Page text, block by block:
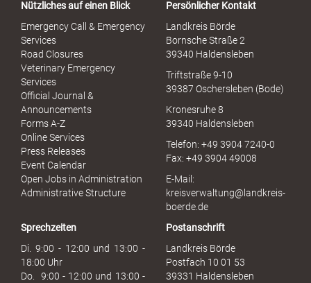
u
h
Nützliches auf einen Blick
Emergency Call & Emergency
Services
Road Closures
Veterinary Emergency
Services
Official Journal &
Announcements
Forms A-Z
Online Services
Press Releases
Event Calendar
Open Jobs in Administration
Administrative Structure
Persönlicher Kontakt
Landkreis Börde
Bornsche Straße 2
39340 Haldensleben
Triftstraße 9-10
39387 Oschersleben (Bode)
Kronesruhe 8
39340 Haldensleben
Telefon: +49 3904 7240-0
Fax: +49 3904 49008
E-Mail:
kreisverwaltung@landkreis-
boerde.de
Sprechzeiten
Di. 9:00 - 12:00 und 13:00 -
18:00 Uhr
Do. 9:00 - 12:00 und 13:00 -
Postanschrift
Landkreis Börde
Postfach 10 01 53
39331 Haldensleben